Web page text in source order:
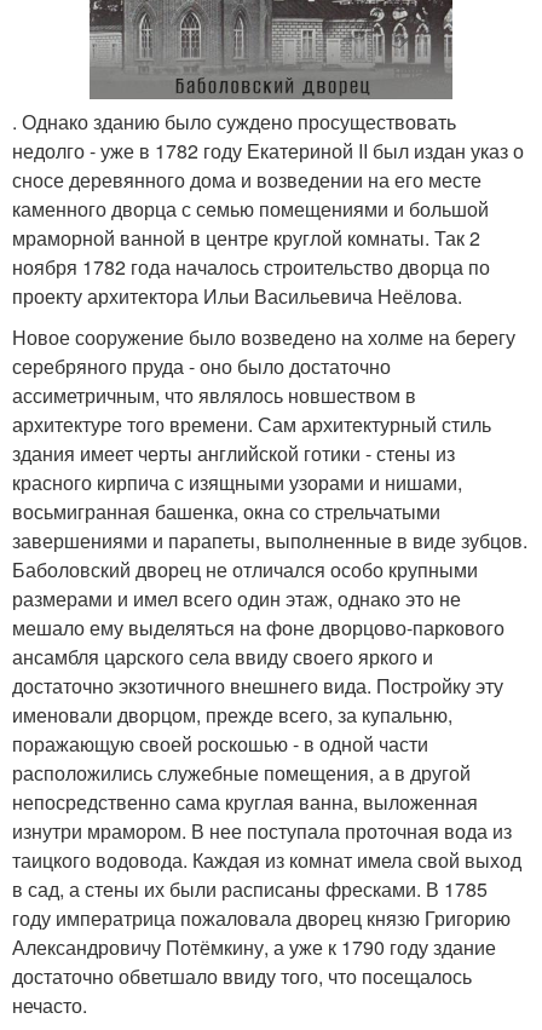
. Однако зданию было суждено просуществовать
недолго - уже в 1782 году Екатериной II был издан указ о
сносе деревянного дома и возведении на его месте
каменного дворца с семью помещениями и большой
мраморной ванной в центре круглой комнаты. Так 2
ноября 1782 года началось строительство дворца по
проекту архитектора Ильи Васильевича Неёлова.
Новое сооружение было возведено на холме на берегу
серебряного пруда - оно было достаточно
ассиметричным, что являлось новшеством в
архитектуре того времени. Сам архитектурный стиль
здания имеет черты английской готики - стены из
красного кирпича с изящными узорами и нишами,
восьмигранная башенка, окна со стрельчатыми
завершениями и парапеты, выполненные в виде зубцов.
Баболовский дворец не отличался особо крупными
размерами и имел всего один этаж, однако это не
мешало ему выделяться на фоне дворцово-паркового
ансамбля царского села ввиду своего яркого и
достаточно экзотичного внешнего вида. Постройку эту
именовали дворцом, прежде всего, за купальню,
поражающую своей роскошью - в одной части
расположились служебные помещения, а в другой
непосредственно сама круглая ванна, выложенная
изнутри мрамором. В нее поступала проточная вода из
таицкого водовода. Каждая из комнат имела свой выход
в сад, а стены их были расписаны фресками. В 1785
году императрица пожаловала дворец князю Григорию
Александровичу Потёмкину, а уже к 1790 году здание
достаточно обветшало ввиду того, что посещалось
нечасто.